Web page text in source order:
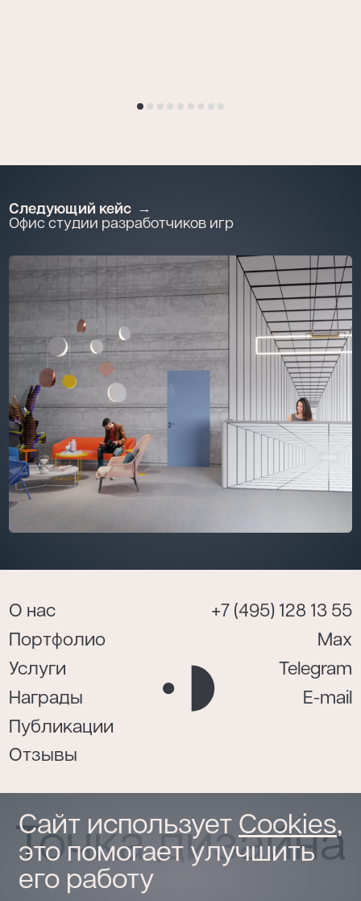
Следующий кейс
Офис студии разработчиков игр
О нас
Портфолио
Услуги
Награды
Публикации
Отзывы
+7 (495) 128 13 55
Max
Telegram
E-mail
Сайт использует Cookies,
это помогает улучшить
его работу